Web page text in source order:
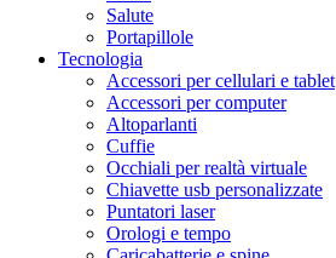
Salute
Portapillole
Tecnologia
Accessori per cellulari e tablet
Accessori per computer
Altoparlanti
Cuffie
Occhiali per realtà virtuale
Chiavette usb personalizzate
Puntatori laser
Orologi e tempo